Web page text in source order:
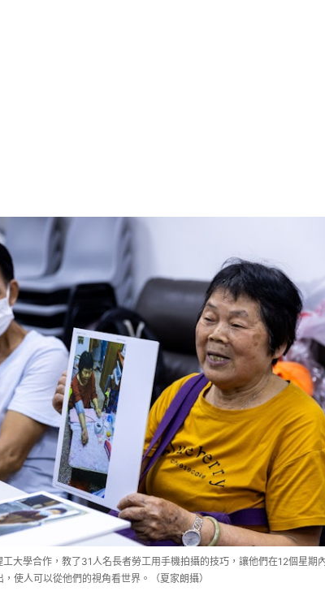
大學合作，教了31人名長者勞工用手機拍攝的技巧，讓他們在12個星期
使人可以從他們的視角看世界。（夏家朗攝）